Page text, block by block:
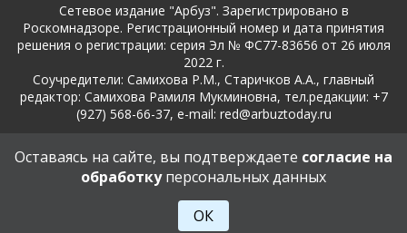
Сетевое издание "Арбуз". Зарегистрировано в
Роскомнадзоре. Регистрационный номер и дата принятия
решения о регистрации: серия Эл № ФС77-83656 от 26 июля
2022 г.
Соучредители: Самихова Р.М., Старичков А.А., главный
редактор: Самихова Рамиля Мукминовна, тел.редакции: +7
(927) 568-66-37, e-mail: red@arbuztoday.ru
Политика в отношении обработки и защиты персональных
данных
18+
Оставаясь на сайте, вы подтверждаете согласие на
обработкуперсональных данных
ОК